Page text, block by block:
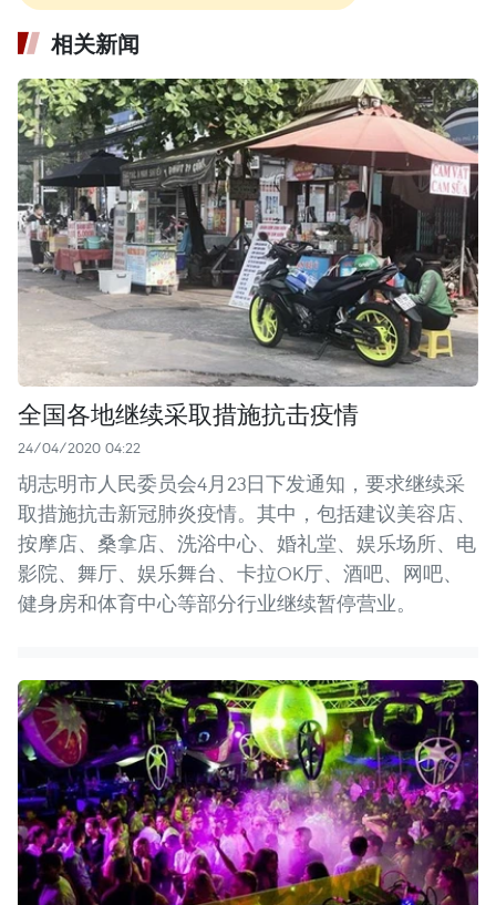
相关新闻
全国各地继续采取措施抗击疫情
24/04/2020 04:22
胡志明市人民委员会4月23日下发通知，要求继续采
取措施抗击新冠肺炎疫情。其中，包括建议美容店、
按摩店、桑拿店、洗浴中心、婚礼堂、娱乐场所、电
影院、舞厅、娱乐舞台、卡拉OK厅、酒吧、网吧、
健身房和体育中心等部分行业继续暂停营业。